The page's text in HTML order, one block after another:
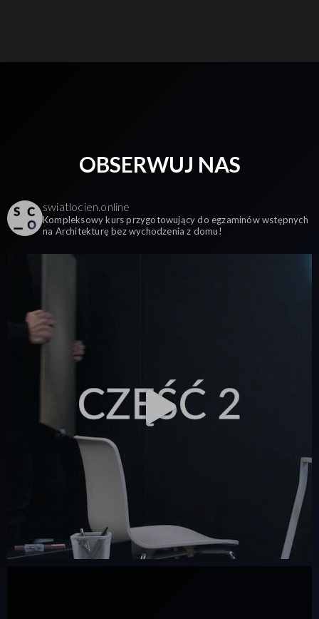
OBSERWUJ NAS
swiatlocien.online
Kompleksowy kurs przygotowujący do egzaminów wstępnych
na Architekturę bez wychodzenia z domu!